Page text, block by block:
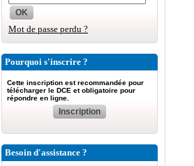
OK
Mot de passe perdu ?
Pourquoi s'inscrire ?
Cette inscription est recommandée pour
télécharger le DCE et obligatoire pour
répondre en ligne.
Inscription
Besoin d'assistance ?